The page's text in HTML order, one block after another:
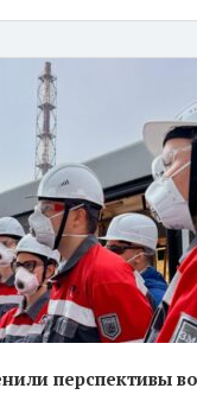
перспективы